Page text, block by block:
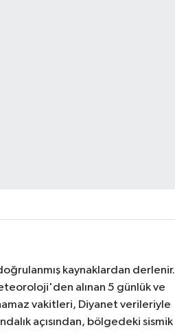
kaynaklardan derlenir.
alınan 5 günlük ve
vakitleri, Diyanet verileriyle
açısından, bölgedeki sismik